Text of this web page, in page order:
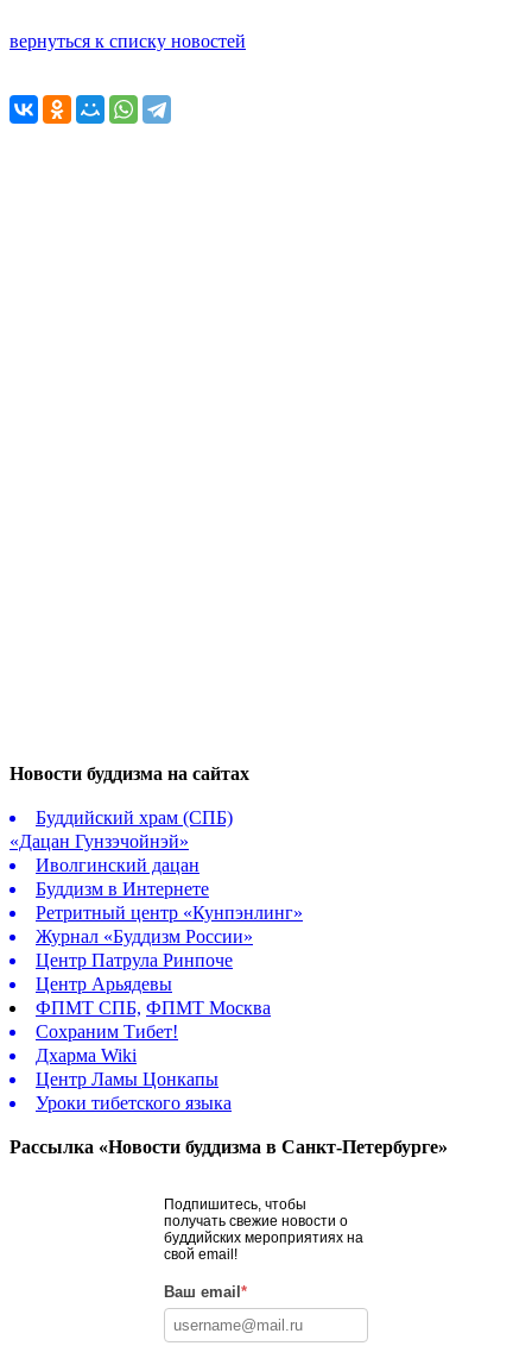
вернуться к списку новостей
Новости буддизма на сайтах
Буддийский храм (СПБ)
«Дацан Гунзэчойнэй»
Иволгинский дацан
Буддизм в Интернете
Ретритный центр «Кунпэнлинг»
Журнал «Буддизм России»
Центр Патрула Ринпоче
Центр Арьядевы
ФПМТ СПБ, ФПМТ Москва
Сохраним Тибет!
Дхарма Wiki
Центр Ламы Цонкапы
Уроки тибетского языка
Рассылка «Новости буддизма в Санкт-Петербурге»
Подпишитесь, чтобы
получать свежие новости о
буддийских мероприятиях на
свой email!
Ваш email *